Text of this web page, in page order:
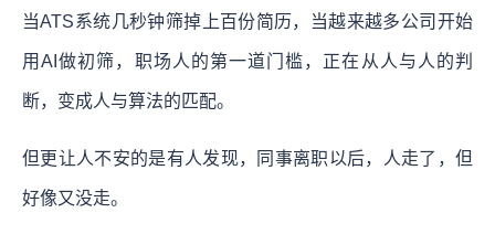
当ATS系统几秒钟筛掉上百份简历，当越来越多公司开始
用AI做初筛，职场人的第一道门槛，正在从人与人的判
断，变成人与算法的匹配。
但更让人不安的是有人发现，同事离职以后，人走了，但
好像又没走。